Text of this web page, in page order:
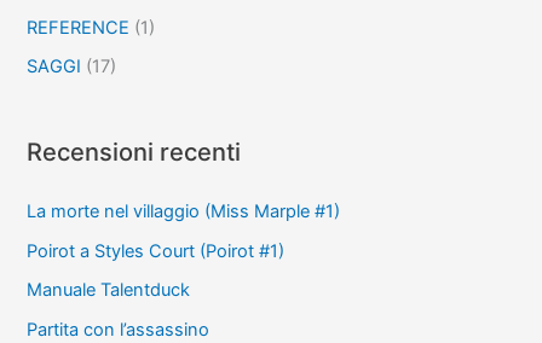
REFERENCE (1)
SAGGI (17)
Recensioni recenti
La morte nel villaggio (Miss Marple #1)
Poirot a Styles Court (Poirot #1)
Manuale Talentduck
Partita con l’assassino